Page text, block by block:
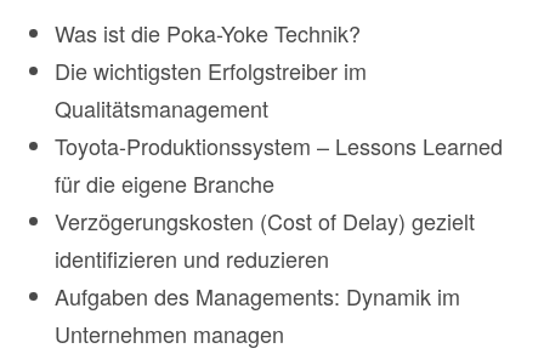
Was ist die Poka-Yoke Technik?
Die wichtigsten Erfolgstreiber im
Qualitätsmanagement
Toyota-Produktionssystem – Lessons Learned
für die eigene Branche
Verzögerungskosten (Cost of Delay) gezielt
identifizieren und reduzieren
Aufgaben des Managements: Dynamik im
Unternehmen managen